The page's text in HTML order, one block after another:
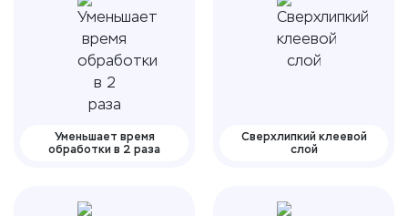
Уменьшает время
обработки в 2 раза
Сверхлипкий клеевой
слой